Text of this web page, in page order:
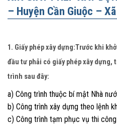
– Huyện Cần Giuộc –
1. Giấy phép xây dựng:Trước khi
đầu tư phải có giấy phép xây dựng,
trình sau đây:
a) Công trình thuộc bí mật Nhà
b) Công trình xây dựng theo lệnh
c) Công trình tạm phục vụ thi